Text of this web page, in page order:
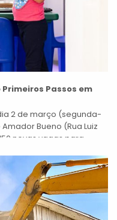
Passos em
2 de março (segunda-
Bueno (Rua Luiz
novas vagas para